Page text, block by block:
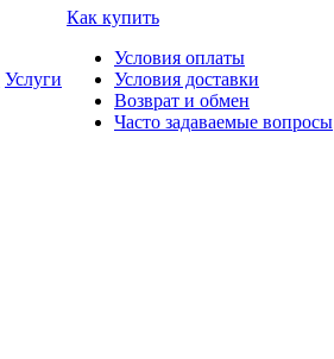
Услуги
Как купить
Условия оплаты
Условия доставки
Возврат и обмен
Часто задаваемые вопросы